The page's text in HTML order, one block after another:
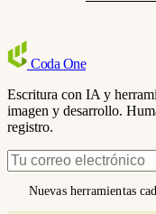
Coda One
Escritura con IA y
imagen y desarrollo.
registro.
Nuevas herramientas